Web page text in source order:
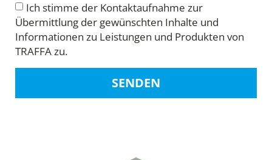
Ich stimme der Kontaktaufnahme zur
Übermittlung der gewünschten Inhalte und
Informationen zu Leistungen und Produkten von
TRAFFA zu.
SENDEN